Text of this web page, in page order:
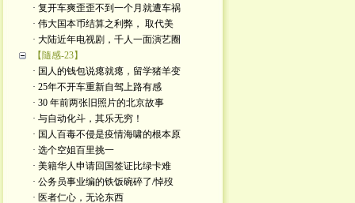
· 复开车爽歪歪不到一个月就遭车祸
· 伟大国本币结算之利弊， 取代美
· 大陆近年电视剧，千人一面演艺圈
【隨感-23】
· 国人的钱包说瘪就瘪，留学猪羊变
· 25年不开车重新自驾上路有感
· 30 年前两张旧照片的北京故事
· 与自动化斗，其乐无穷！
· 国人百毒不侵是疫情海啸的根本原
· 选个空姐百里挑一
· 美籍华人申请回国签证比绿卡难
· 公务员事业编的铁饭碗碎了/悼歿
· 医者仁心，无论东西